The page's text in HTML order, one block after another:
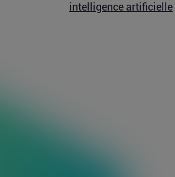
intelligence artificielle